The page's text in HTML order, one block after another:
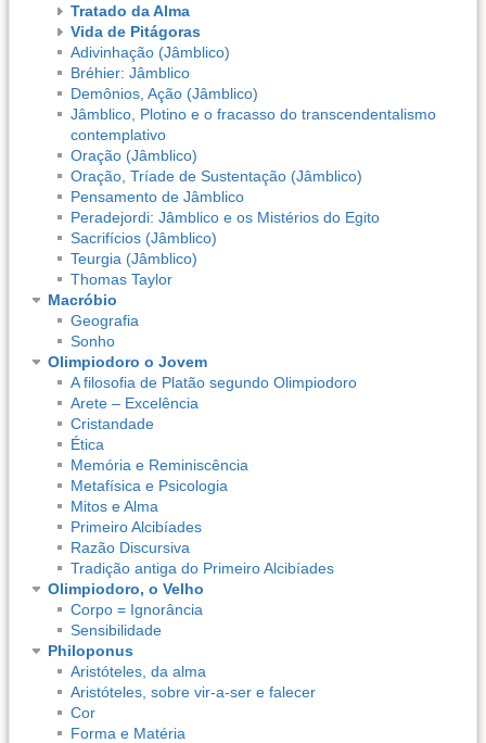
Tratado da Alma
Vida de Pitágoras
Adivinhação (Jâmblico)
Bréhier: Jâmblico
Demônios, Ação (Jâmblico)
Jâmblico, Plotino e o fracasso do transcendentalismo
contemplativo
Oração (Jâmblico)
Oração, Tríade de Sustentação (Jâmblico)
Pensamento de Jâmblico
Peradejordi: Jâmblico e os Mistérios do Egito
Sacrifícios (Jâmblico)
Teurgia (Jâmblico)
Thomas Taylor
Macróbio
Geografia
Sonho
Olimpiodoro o Jovem
A filosofia de Platão segundo Olimpiodoro
Arete – Excelência
Cristandade
Ética
Memória e Reminiscência
Metafísica e Psicologia
Mitos e Alma
Primeiro Alcibíades
Razão Discursiva
Tradição antiga do Primeiro Alcibíades
Olimpiodoro, o Velho
Corpo = Ignorância
Sensibilidade
Philoponus
Aristóteles, da alma
Aristóteles, sobre vir-a-ser e falecer
Cor
Forma e Matéria